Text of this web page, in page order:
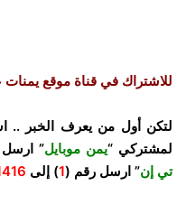
للاشتراك في قناة موقع يمنات
لتكن أول من يعرف الخبر ..
لمشتركي “يمن موبايل”
تي إن” ارسل رقم (1) إلى